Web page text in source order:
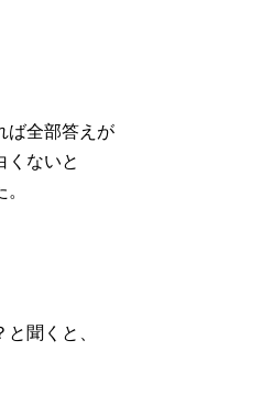
ば全部答えが
くないと
聞くと、